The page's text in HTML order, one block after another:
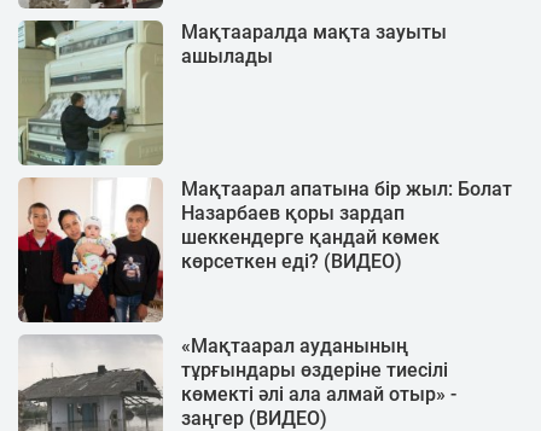
Мақтааралда мақта зауыты
ашылады
Мақтаарал апатына бір жыл: Болат
Назарбаев қоры зардап
шеккендерге қандай көмек
көрсеткен еді? (ВИДЕО)
«Мақтаарал ауданының
тұрғындары өздеріне тиесілі
көмекті әлі ала алмай отыр» -
заңгер (ВИДЕО)